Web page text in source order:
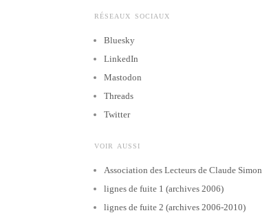
RÉSEAUX SOCIAUX
Bluesky
LinkedIn
Mastodon
Threads
Twitter
VOIR AUSSI
Association des Lecteurs de Claude Simon
lignes de fuite 1 (archives 2006)
lignes de fuite 2 (archives 2006-2010)